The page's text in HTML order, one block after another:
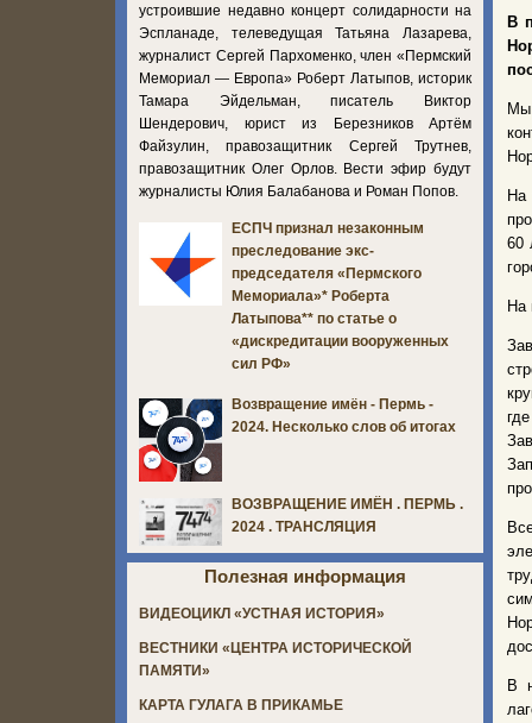
В
Мы
На
60
На
В
устроившие недавно концерт солидарности на
Эспланаде, телеведущая Татьяна Лазарева,
журналист Сергей Пархоменко, член «Пермский
Мемориал — Европа» Роберт Латыпов, историк
Тамара Эйдельман, писатель Виктор
Шендерович, юрист из Березников Артём
Файзулин, правозащитник Сергей Трутнев,
правозащитник Олег Орлов. Вести эфир будут
журналисты Юлия Балабанова и Роман Попов.
ЕСПЧ признал незаконным
преследование экс-
председателя «Пермского
Мемориала»* Роберта
Латыпова** по статье о
«дискредитации вооруженных
сил РФ»
Возвращение имён - Пермь -
2024. Несколько слов об итогах
ВОЗВРАЩЕНИЕ ИМЁН . ПЕРМЬ .
2024 . ТРАНСЛЯЦИЯ
Полезная информация
ВИДЕОЦИКЛ «УСТНАЯ ИСТОРИЯ»
ВЕСТНИКИ «ЦЕНТРА ИСТОРИЧЕСКОЙ
ПАМЯТИ»
КАРТА ГУЛАГА В ПРИКАМЬЕ